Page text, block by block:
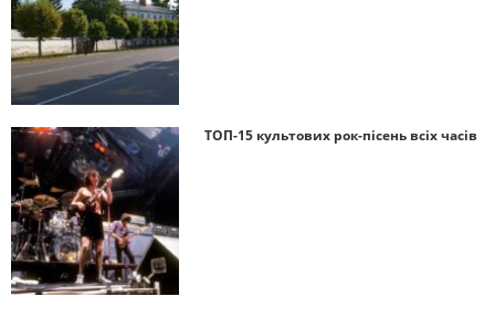
ТОП-15 культових рок-пісень всіх часів